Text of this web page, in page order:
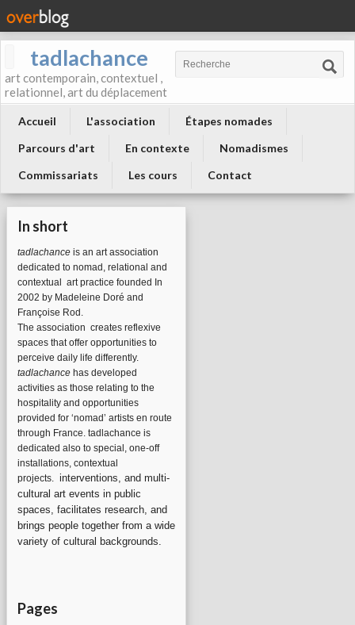
tadlachance
art contemporain, contextuel ,
relationnel, art du déplacement
Accueil L'association
Étapes nomades
Parcours d'art
En contexte
Nomadismes
Commissariats
Les cours Contact
In short
tadlachance is an art association
dedicated to nomad, relational and
contextual art practice founded In
2002 by Madeleine Doré and
Françoise Rod.
The association creates reflexive
spaces that offer opportunities to
perceive daily life differently.
tadlachance has developed
activities as those relating to the
hospitality and opportunities
provided for ‘nomad’ artists en route
through France. tadlachance is
dedicated also to special, one-off
installations, contextual
projects. interventions, and multi-
cultural art events in public
spaces, facilitates research, and
brings people together from a wide
variety of cultural backgrounds.
Pages